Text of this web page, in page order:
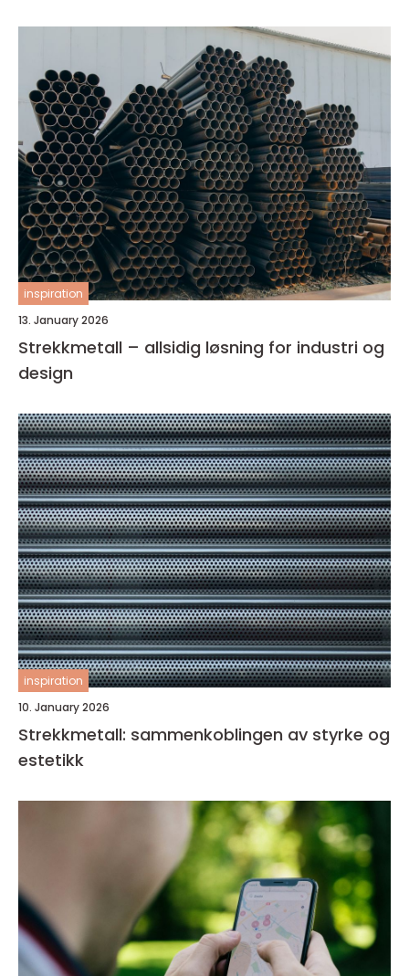
inspiration
13. January 2026
Strekkmetall – allsidig løsning for industri og
design
inspiration
10. January 2026
Strekkmetall: sammenkoblingen av styrke og
estetikk